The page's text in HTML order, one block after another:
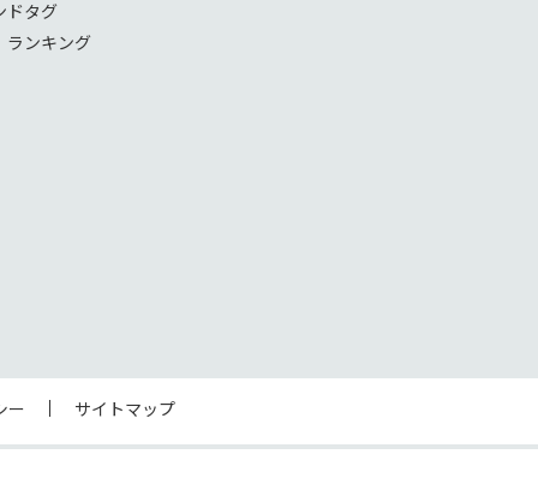
ドタグ
ランキング
ー サイトマップ